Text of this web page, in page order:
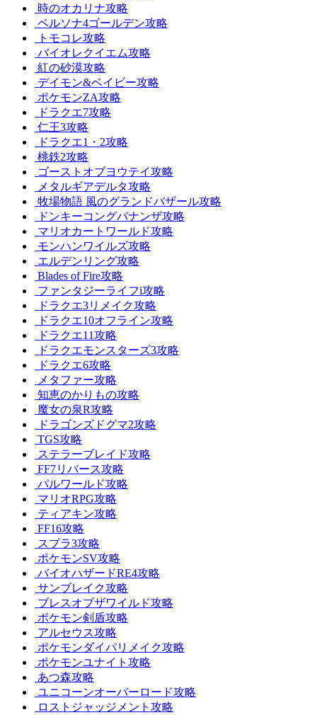
時のオカリナ攻略
ペルソナ4ゴールデン攻略
トモコレ攻略
バイオレクイエム攻略
紅の砂漠攻略
デイモン&ベイビー攻略
ポケモンZA攻略
ドラクエ7攻略
仁王3攻略
ドラクエ1・2攻略
桃鉄2攻略
ゴーストオブヨウテイ攻略
メタルギアデルタ攻略
牧場物語 風のグランドバザール攻略
ドンキーコングバナンザ攻略
マリオカートワールド攻略
モンハンワイルズ攻略
エルデンリング攻略
Blades of Fire攻略
ファンタジーライフi攻略
ドラクエ3リメイク攻略
ドラクエ10オフライン攻略
ドラクエ11攻略
ドラクエモンスターズ3攻略
ドラクエ6攻略
メタファー攻略
知恵のかりもの攻略
魔女の泉R攻略
ドラゴンズドグマ2攻略
TGS攻略
ステラーブレイド攻略
FF7リバース攻略
パルワールド攻略
マリオRPG攻略
ティアキン攻略
FF16攻略
スプラ3攻略
ポケモンSV攻略
バイオハザードRE4攻略
サンブレイク攻略
ブレスオブザワイルド攻略
ポケモン剣盾攻略
アルセウス攻略
ポケモンダイパリメイク攻略
ポケモンユナイト攻略
あつ森攻略
ユニコーンオーバーロード攻略
ロストジャッジメント攻略